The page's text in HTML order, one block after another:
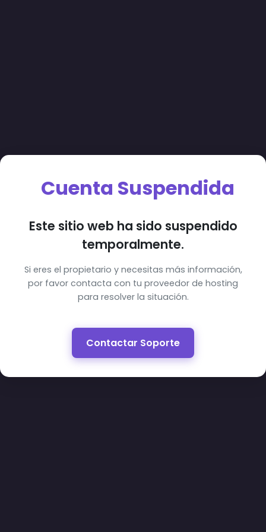
Cuenta Suspendida
Este sitio web ha sido suspendido
temporalmente.
Si eres el propietario y necesitas más información,
por favor contacta con tu proveedor de hosting
para resolver la situación.
Contactar Soporte